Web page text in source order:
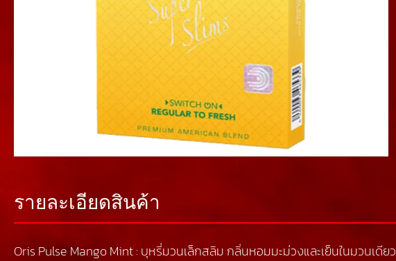
รายละเอียดสินค้า
Oris Pulse Mango Mint : บุหรี่มวนเล็กสลิม กลิ่นหอมมะม่วงและเย็นในมวนเดียว